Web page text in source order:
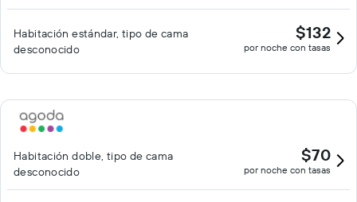
Habitación estándar, tipo de cama
desconocido
$132
por noche con tasas
Habitación doble, tipo de cama
desconocido
$70
por noche con tasas